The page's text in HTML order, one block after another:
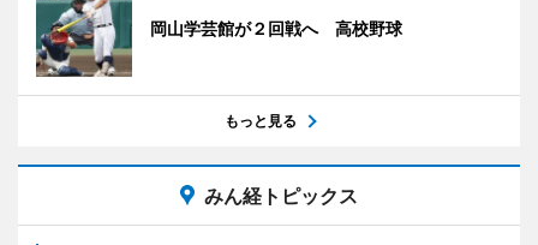
岡山学芸館が２回戦へ 高校野球
もっと見る
みん経トピックス